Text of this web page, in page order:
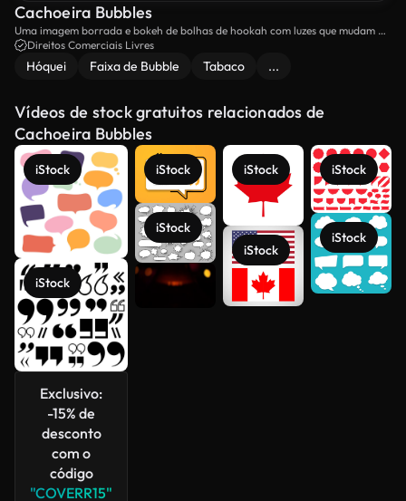
Cachoeira Bubbles
Uma imagem borrada e bokeh de bolhas de hookah com luzes que mudam de
cor.Direitos Comerciais Livres
Hóquei Faixa de Bubble Tabaco ...
Vídeos de stock gratuitos relacionados de
Cachoeira Bubbles
iStock
iStock
Exclusivo:
-15% de
desconto
com o
código
"COVERR15"
iStock
iStock
iStock
iStock
iStock
iStock